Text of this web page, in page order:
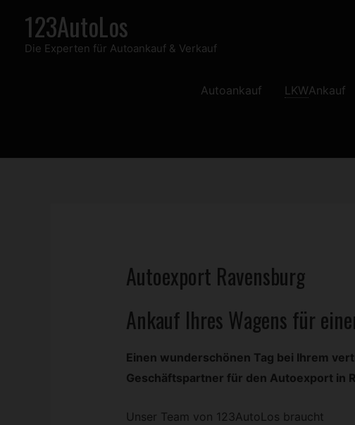
springen
123AutoLos
Die Experten für Autoankauf & Verkauf
Autoankauf LKWAnkauf
Autoexport Ravensburg
Ankauf Ihres Wagens für
Einen wunderschönen Tag bei Ihrem
Geschäftspartner für den Autoexport in
Unser Team von 123AutoLos braucht